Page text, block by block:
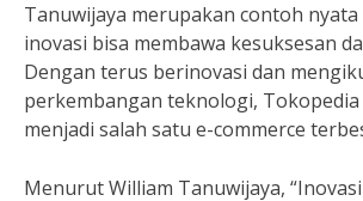
Tanuwijaya merupakan contoh nyata
inovasi bisa membawa kesuksesan
Dengan terus berinovasi dan
perkembangan teknologi,
menjadi salah satu e-commerce
Menurut William Tanuwijaya,